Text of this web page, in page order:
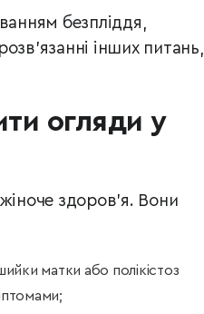
безпліддя,
інших питань,
огляди у
здоров’я. Вони
матки або полікістоз